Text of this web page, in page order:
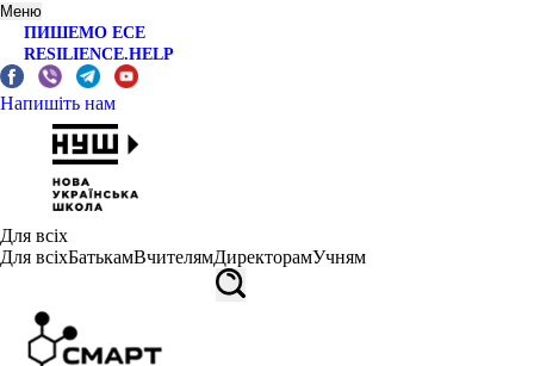
Меню
ПИШЕМО ЕСЕ
RESILIENCE.HELP
Напишіть нам
Для всіх
Для всіхБатькамВчителямДиректорамУчням